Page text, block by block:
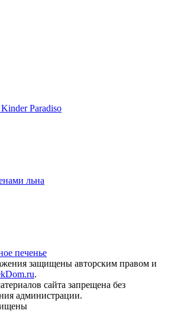
Paradiso
льна
печенье
защищены авторским правом и
.
сайта запрещена без
администрации.